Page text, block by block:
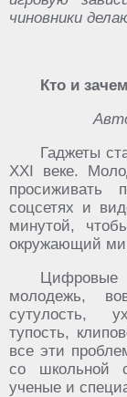
чиновники
Кто и
Гаджеты
XXI веке.
просиживать
соцсетях и
минутой,
окружающий
Цифровые
молодежь,
сутулость,
тупость,
все эти
со школьной
ученые и